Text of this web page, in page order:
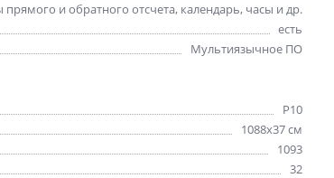
и обратного отсчета, календарь, часы и др.
есть
Мультиязычное ПО
Р10
1088х37 см
1093
32